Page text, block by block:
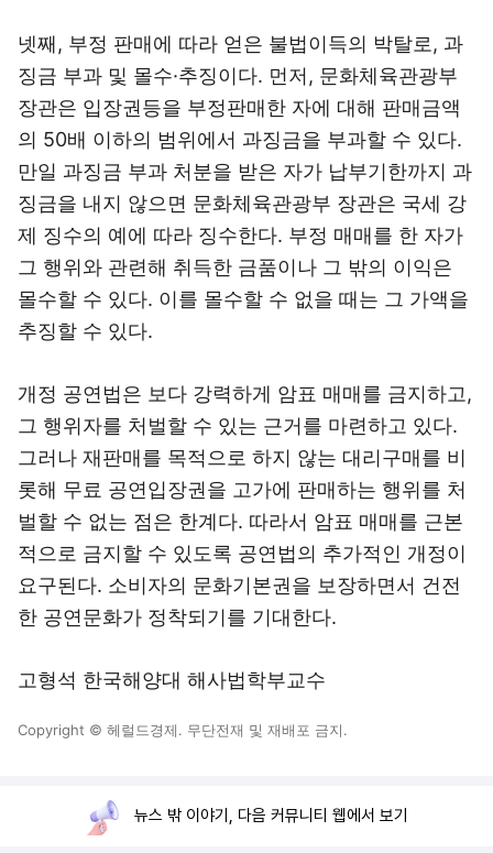
넷째, 부정 판매에 따라 얻은 불법이득의 박탈로, 과
징금 부과 및 몰수·추징이다. 먼저, 문화체육관광부
장관은 입장권등을 부정판매한 자에 대해 판매금액
의 50배 이하의 범위에서 과징금을 부과할 수 있다.
만일 과징금 부과 처분을 받은 자가 납부기한까지 과
징금을 내지 않으면 문화체육관광부 장관은 국세 강
제 징수의 예에 따라 징수한다. 부정 매매를 한 자가
그 행위와 관련해 취득한 금품이나 그 밖의 이익은
몰수할 수 있다. 이를 몰수할 수 없을 때는 그 가액을
추징할 수 있다.
개정 공연법은 보다 강력하게 암표 매매를 금지하고,
그 행위자를 처벌할 수 있는 근거를 마련하고 있다.
그러나 재판매를 목적으로 하지 않는 대리구매를 비
롯해 무료 공연입장권을 고가에 판매하는 행위를 처
벌할 수 없는 점은 한계다. 따라서 암표 매매를 근본
적으로 금지할 수 있도록 공연법의 추가적인 개정이
요구된다. 소비자의 문화기본권을 보장하면서 건전
한 공연문화가 정착되기를 기대한다.
고형석 한국해양대 해사법학부교수
Copyright © 헤럴드경제. 무단전재 및 재배포 금지.
뉴스 밖 이야기, 다음 커뮤니티 웹에서 보기